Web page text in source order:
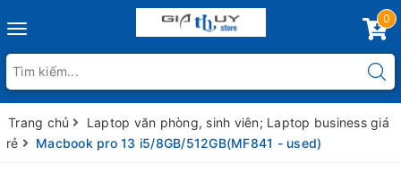
Toggle
0
Trang chủ
Laptop văn phòng, sinh viên; Laptop business giá
rẻ
Macbook pro 13 i5/8GB/512GB(MF841 - used)